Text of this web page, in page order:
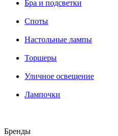
Бра и подсветки
Споты
Настольные лампы
Торшеры
Уличное освещение
Лампочки
Бренды